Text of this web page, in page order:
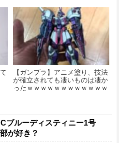
【ガンプラ】アニメ塗り、技法
が確立されても凄いものは凄か
ったｗｗｗｗｗｗｗｗｗｗｗｗ
ブルーディスティニー1号
が好き？